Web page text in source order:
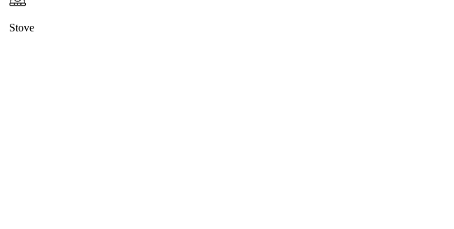
Stove